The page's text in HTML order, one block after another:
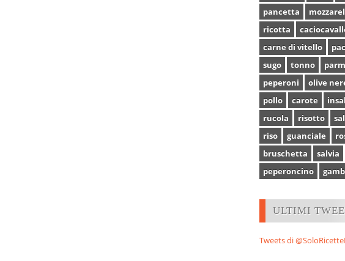
pancetta
ricotta
carne di vitello
sugo
tonno
peperoni
olive
pollo
carote
rucola
risotto
riso
guanciale
bruschetta
salvia
peperoncino
ULTIMI
Tweets di